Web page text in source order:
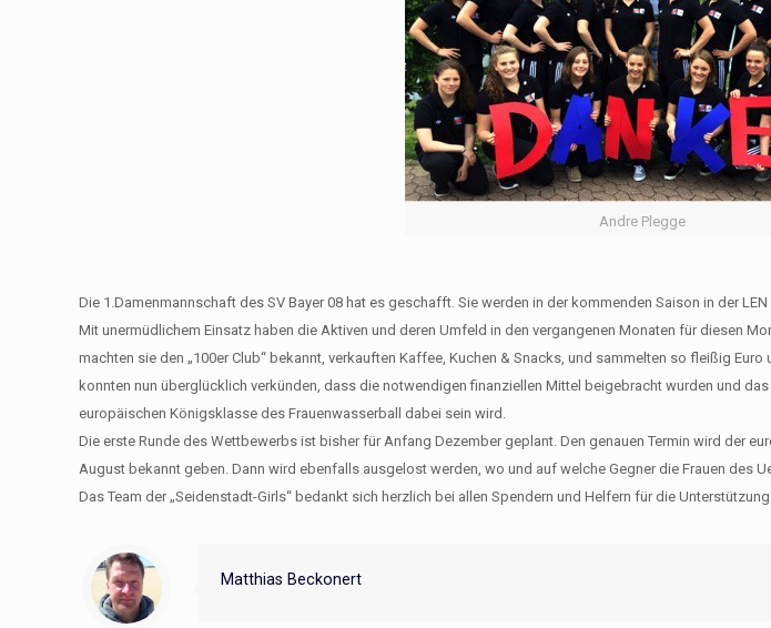
Andre Plegge
Die 1.Damenmannschaft des SV Bayer 08 hat es geschafft. Sie werden in der kommenden Saison in der
Mit unermüdlichem Einsatz haben die Aktiven und deren Umfeld in den vergangenen Monaten für diesen
machten sie den „100er Club“ bekannt, verkauften Kaffee, Kuchen & Snacks, und sammelten so fleißig Euro
konnten nun überglücklich verkünden, dass die notwendigen finanziellen Mittel beigebracht wurden und
europäischen Königsklasse des Frauenwasserball dabei sein wird.
Die erste Runde des Wettbewerbs ist bisher für Anfang Dezember geplant. Den genauen Termin wird der
August bekannt geben. Dann wird ebenfalls ausgelost werden, wo und auf welche Gegner die Frauen des
Das Team der „Seidenstadt-Girls“ bedankt sich herzlich bei allen Spendern und Helfern für die
Matthias Beckonert